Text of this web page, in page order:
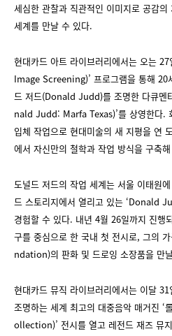
세심한 관찰과 직관적인 이미지로 공감
세계를 만날 수 있다.
현대카드 아트 라이브러리에서는 오는
Image Screening)’ 프로그램을 통해 20
드 저드(Donald Judd)를 조명한 다큐멘
nald Judd: Marfa Texas)’를 상영한다.
입체 작업으로 현대미술의 새 지평을 연
에서 자신만의 철학과 작업 방식을 구축
도널드 저드의 작업 세계는 서울 이태원
드 스토리지에서 열리고 있는 ‘Donald
경험할 수 있다. 내년 4월 26일까지 진행
구를 중심으로 한 국내 첫 전시로, 그의
ndation)의 판화 및 드로잉 소장품을 만
현대카드 뮤직 라이브러리에서는 이달
조명하는 세계 최고의 대중음악 매거진
ollection)’ 전시를 열고 레전드 재즈 뮤